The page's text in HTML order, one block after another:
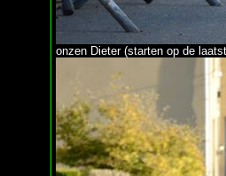
onzen Dieter (starten op de